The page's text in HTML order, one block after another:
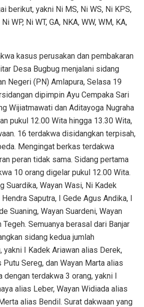
berikut, yakni Ni MS, Ni WS, Ni KPS,
WP, Ni WT, GA, NKA, WW, WM, KA,
kasus perusakan dan pembakaran
Desa Bugbug menjalani sidang
Negeri (PN) Amlapura, Selasa 19
dipimpin Ayu Cempaka Sari
Wijiatmawati dan Aditayoga Nugraha
pukul 12.00 Wita hingga 13.30 Wita,
16 terdakwa disidangkan terpisah,
Mengingat berkas terdakwa
peran tidak sama. Sidang pertama
10 orang digelar pukul 12.00 Wita.
Suardika, Wayan Wasi, Ni Kadek
Saputra, I Gede Agus Andika, I
Suaning, Wayan Suardeni, Wayan
Tegeh. Semuanya berasal dari Banjar
sidang kedua jumlah
yakni I Kadek Ariawan alias Derek,
Putu Sereg, dan Wayan Marta alias
dengan terdakwa 3 orang, yakni I
alias Leber, Wayan Widiada alias
alias Bendil. Surat dakwaan yang